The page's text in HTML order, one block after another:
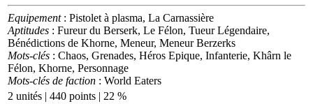
Equipement: Pistolet à plasma, La Carnassière
Aptitudes : Fureur du Berserk, Le Félon, Tueur Légendaire,
Bénédictions de Khorne, Meneur, Meneur Berzerks
Mots-clés : Chaos, Grenades, Héros Epique, Infanterie, Khârn le
Félon, Khorne, Personnage
Mots-clés de faction : World Eaters
2 unités | 440 points | 22 %